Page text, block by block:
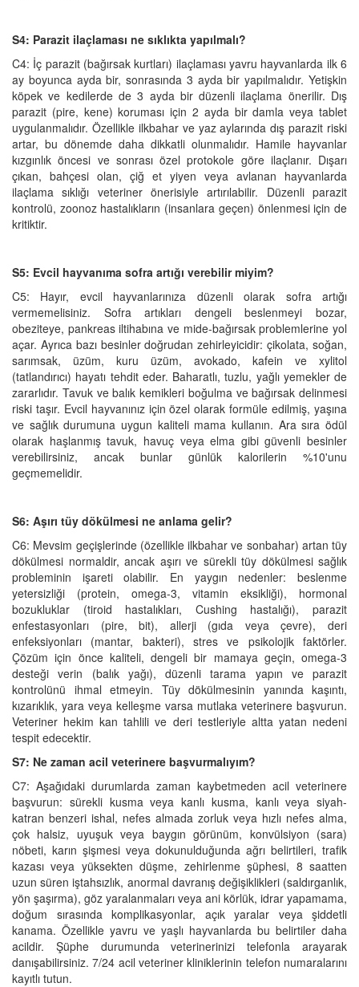
S4: Parazit ilaçlaması ne sıklıkta yapılmalı?
C4: İç parazit (bağırsak kurtları) ilaçlaması yavru hayvanlarda ilk 6
ay boyunca ayda bir, sonrasında 3 ayda bir yapılmalıdır. Yetişkin
köpek ve kedilerde de 3 ayda bir düzenli ilaçlama önerilir. Dış
parazit (pire, kene) koruması için 2 ayda bir damla veya tablet
uygulanmalıdır. Özellikle ilkbahar ve yaz aylarında dış parazit riski
artar, bu dönemde daha dikkatli olunmalıdır. Hamile hayvanlar
kızgınlık öncesi ve sonrası özel protokole göre ilaçlanır. Dışarı
çıkan, bahçesi olan, çiğ et yiyen veya avlanan hayvanlarda
ilaçlama sıklığı veteriner önerisiyle artırılabilir. Düzenli parazit
kontrolü, zoonoz hastalıkların (insanlara geçen) önlenmesi için de
kritiktir.
S5: Evcil hayvanıma sofra artığı verebilir miyim?
C5: Hayır, evcil hayvanlarınıza düzenli olarak sofra artığı
vermemelisiniz. Sofra artıkları dengeli beslenmeyi bozar,
obeziteye, pankreas iltihabına ve mide-bağırsak problemlerine yol
açar. Ayrıca bazı besinler doğrudan zehirleyicidir: çikolata, soğan,
sarımsak, üzüm, kuru üzüm, avokado, kafein ve xylitol
(tatlandırıcı) hayatı tehdit eder. Baharatlı, tuzlu, yağlı yemekler de
zararlıdır. Tavuk ve balık kemikleri boğulma ve bağırsak delinmesi
riski taşır. Evcil hayvanınız için özel olarak formüle edilmiş, yaşına
ve sağlık durumuna uygun kaliteli mama kullanın. Ara sıra ödül
olarak haşlanmış tavuk, havuç veya elma gibi güvenli besinler
verebilirsiniz, ancak bunlar günlük kalorilerin %10'unu
geçmemelidir.
S6: Aşırı tüy dökülmesi ne anlama gelir?
C6: Mevsim geçişlerinde (özellikle ilkbahar ve sonbahar) artan tüy
dökülmesi normaldir, ancak aşırı ve sürekli tüy dökülmesi sağlık
probleminin işareti olabilir. En yaygın nedenler: beslenme
yetersizliği (protein, omega-3, vitamin eksikliği), hormonal
bozukluklar (tiroid hastalıkları, Cushing hastalığı), parazit
enfestasyonları (pire, bit), allerji (gıda veya çevre), deri
enfeksiyonları (mantar, bakteri), stres ve psikolojik faktörler.
Çözüm için önce kaliteli, dengeli bir mamaya geçin, omega-3
desteği verin (balık yağı), düzenli tarama yapın ve parazit
kontrolünü ihmal etmeyin. Tüy dökülmesinin yanında kaşıntı,
kızarıklık, yara veya kelleşme varsa mutlaka veterinere başvurun.
Veteriner hekim kan tahlili ve deri testleriyle altta yatan nedeni
tespit edecektir.
S7: Ne zaman acil veterinere başvurmalıyım?
C7: Aşağıdaki durumlarda zaman kaybetmeden acil veterinere
başvurun: sürekli kusma veya kanlı kusma, kanlı veya siyah-
katran benzeri ishal, nefes almada zorluk veya hızlı nefes alma,
çok halsiz, uyuşuk veya baygın görünüm, konvülsiyon (sara)
nöbeti, karın şişmesi veya dokunulduğunda ağrı belirtileri, trafik
kazası veya yüksekten düşme, zehirlenme şüphesi, 8 saatten
uzun süren iştahsızlık, anormal davranış değişiklikleri (saldırganlık,
yön şaşırma), göz yaralanmaları veya ani körlük, idrar yapamama,
doğum sırasında komplikasyonlar, açık yaralar veya şiddetli
kanama. Özellikle yavru ve yaşlı hayvanlarda bu belirtiler daha
acildir. Şüphe durumunda veterinerinizi telefonla arayarak
danışabilirsiniz. 7/24 acil veteriner kliniklerinin telefon numaralarını
kayıtlı tutun.